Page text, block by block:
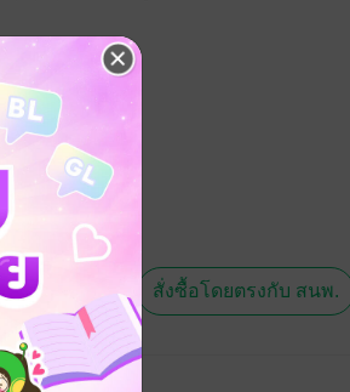
สั่งซื้อโดยตรงกับ สนพ.